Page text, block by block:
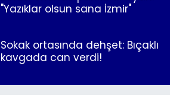
"Yazıklar olsun sana İzmir"
Sokak ortasında dehşet: Bıçaklı
kavgada can verdi!